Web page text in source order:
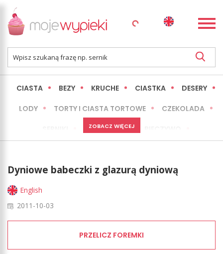
CIASTA BEZY KRUCHE CIASTKA DESERY
LODY TORTY I CIASTA TORTOWE CZEKOLADA
MINI WYPIEKI
LŻEJSZE / ZDROWSZE INNE
ZOBACZ WIĘCEJ
Dyniowe babeczki z glazurą dyniową
English
2011-10-03
PRZELICZ FOREMKI